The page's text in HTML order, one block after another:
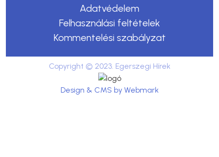
Adatvédelem
Felhasználási feltételek
Kommentelési szabályzat
Copyright © 2023. Egerszegi Hírek
Design & CMS by Webmark